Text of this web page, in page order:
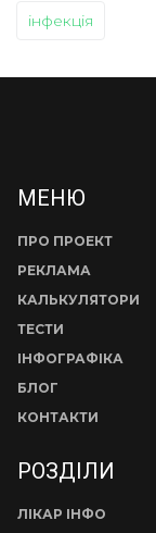
інфекція
МЕНЮ
ПРО ПРОЕКТ
РЕКЛАМА
КАЛЬКУЛЯТОРИ
ТЕСТИ
ІНФОГРАФІКА
БЛОГ
КОНТАКТИ
РОЗДІЛИ
ЛІКАР ІНФО